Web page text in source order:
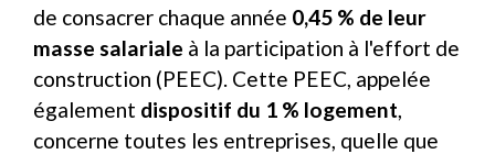
de consacrer chaque année 0,45 % de leur
masse salariale à la participation à l'effort de
construction (PEEC). Cette PEEC, appelée
également dispositif du 1 % logement,
concerne toutes les entreprises, quelle que